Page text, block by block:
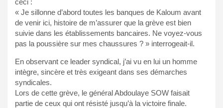
« Je sillonne d’abord toutes les banques de Kaloum avant
de venir ici, histoire de m’assurer que la grève est bien
suivie dans les établissements bancaires. Ne voyez-vous
pas la poussière sur mes chaussures ? » interrogeait-il.
En observant ce leader syndical, j’ai vu en lui un homme
intègre, sincère et très exigeant dans ses démarches
syndicales.
Lors de cette grève, le général Abdoulaye SOW faisait
partie de ceux qui ont résisté jusqu’à la victoire finale.